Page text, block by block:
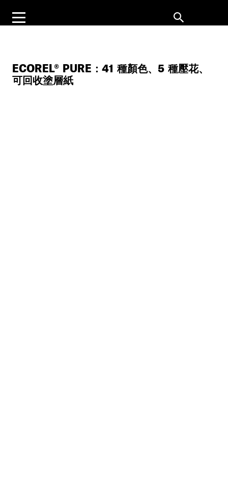
ECOREL® PURE：41 種顏色、5 種壓花、
可回收塗層紙